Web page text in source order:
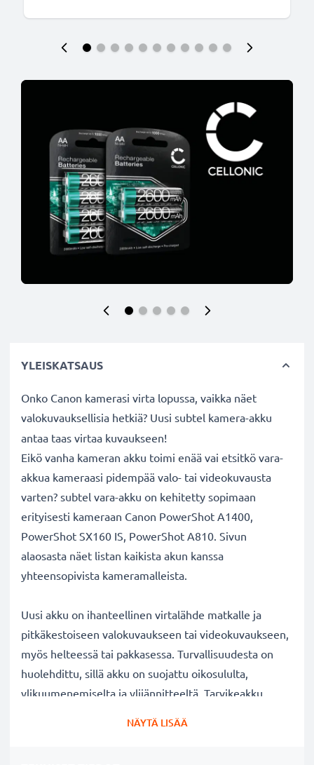
YLEISKATSAUS
Onko Canon kamerasi virta lopussa, vaikka näet
valokuvauksellisia hetkiä? Uusi subtel kamera-akku
antaa taas virtaa kuvaukseen!
Eikö vanha kameran akku toimi enää vai etsitkö vara-
akkua kameraasi pidempää valo- tai videokuvausta
varten? subtel vara-akku on kehitetty sopimaan
erityisesti kameraan Canon PowerShot A1400,
PowerShot SX160 IS, PowerShot A810. Sivun
alaosasta näet listan kaikista akun kanssa
yhteensopivista kameramalleista.
Uusi akku on ihanteellinen virtalähde matkalle ja
pitkäkestoiseen valokuvaukseen tai videokuvaukseen,
myös helteessä tai pakkasessa. Turvallisuudesta on
huolehdittu, sillä akku on suojattu oikosululta,
ylikuumenemiselta ja ylijännitteeltä. Tarvikeakku
NÄYTÄ LISÄÄ